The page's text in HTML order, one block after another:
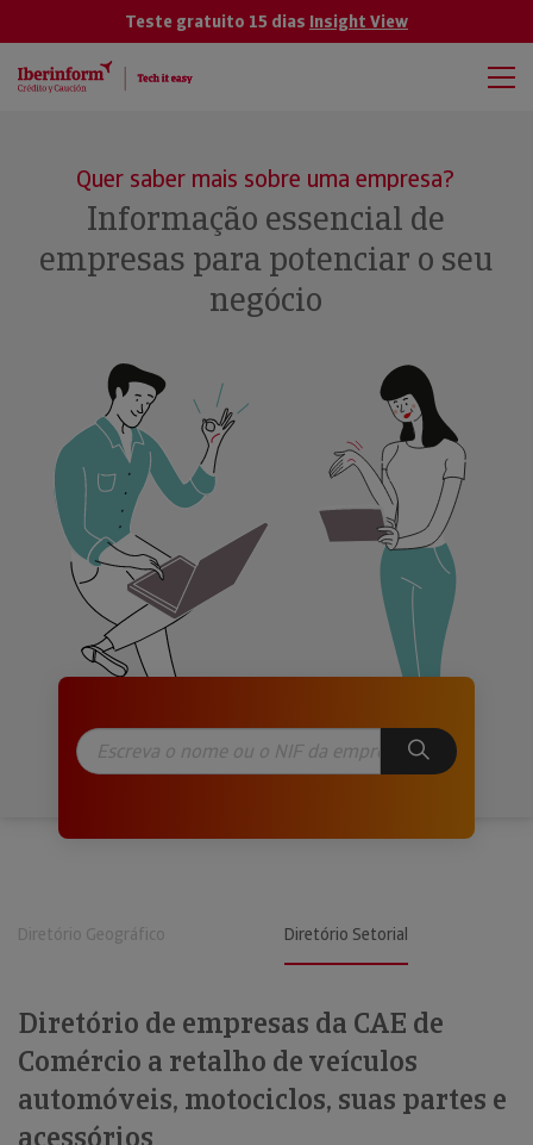
Teste gratuito 15 dias Insight View
Quer saber mais sobre uma empresa?
Informação essencial de
empresas para potenciar o seu
negócio
Diretório Geográfico Diretório Setorial
Diretório de empresas da CAE de
Comércio a retalho de veículos
automóveis, motociclos, suas partes e
acessórios